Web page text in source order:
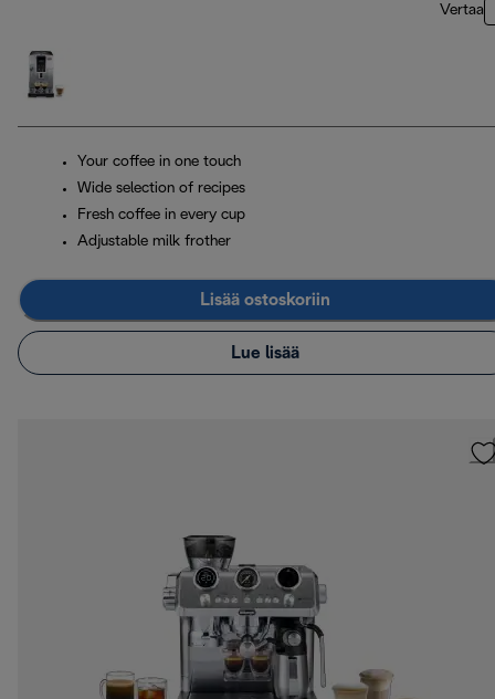
Vertaa
Your coffee in one touch
Wide selection of recipes
Fresh coffee in every cup
Adjustable milk frother
Lisää ostoskoriin
Lue lisää